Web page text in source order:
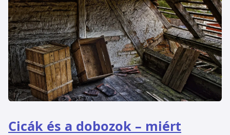
Cicák és a dobozok – miért